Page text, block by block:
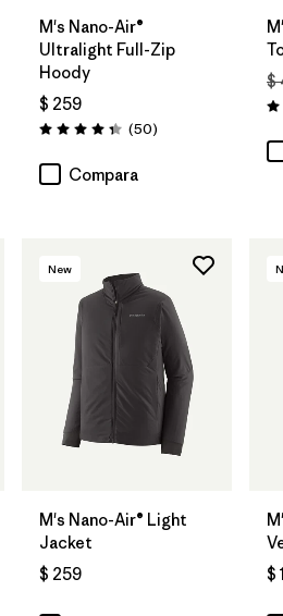
M's Nano-Air®
Ultralight Full-Zip
Hoody
$ 259
Valoración: 4.3 / 5
(50Comentarios
)
Compara
$
New
M's Nano-Air® Light
Jacket
$ 259
$